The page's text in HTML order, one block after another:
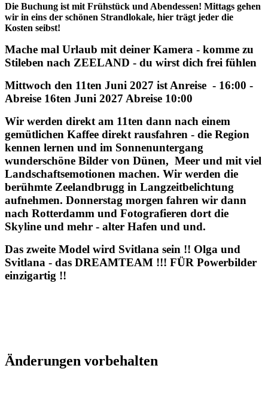
Die Buchung ist mit Frühstück und Abendessen! Mittags gehen
wir in eins der schönen Strandlokale, hier trägt jeder die
Kosten seibst!
Mache mal Urlaub mit deiner Kamera - komme zu
Stileben nach ZEELAND - du wirst dich frei fühlen
Mittwoch den 11ten Juni 2027 ist Anreise - 16:00 -
Abreise 16ten Juni 2027 Abreise 10:00
Wir werden direkt am 11ten dann nach einem
gemütlichen Kaffee direkt rausfahren - die Region
kennen lernen und im Sonnenuntergang
wunderschöne Bilder von Dünen, Meer und mit viel
Landschaftsemotionen machen. Wir werden die
berühmte Zeelandbrugg in Langzeitbelichtung
aufnehmen. Donnerstag morgen fahren wir dann
nach Rotterdamm und Fotografieren dort die
Skyline und mehr - alter Hafen und und.
Das zweite Model wird Svitlana sein !! Olga und
Svitlana - das DREAMTEAM !!! FÜR Powerbilder
einzigartig !!
Änderungen vorbehalten